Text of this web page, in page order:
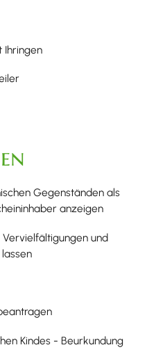
Ihringen
Gegenständen als
anzeigen
und
Kindes - Beurkundung